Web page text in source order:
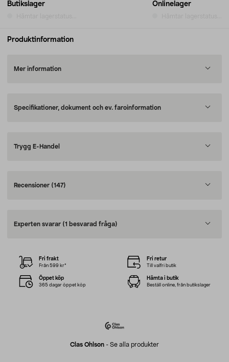
Butikslager Onlinelager
Produktinformation
Mer information
Specifikationer, dokument och ev. faroinformation
Trygg E-Handel
Recensioner (147)
Experten svarar (1 besvarad fråga)
Clas Ohlson - Se alla produkter
Fri frakt
Från 599 kr*
Fri retur
Till valfri butik
Öppet köp
365 dagar öppet köp
Hämta i butik
Beställ online, från butikslager